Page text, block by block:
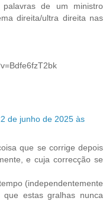
de um ministro
direita/ultra direita nas
de junho de 2025 às
que se corrige depois
e cuja correcção se
(independentemente
estas gralhas nunca